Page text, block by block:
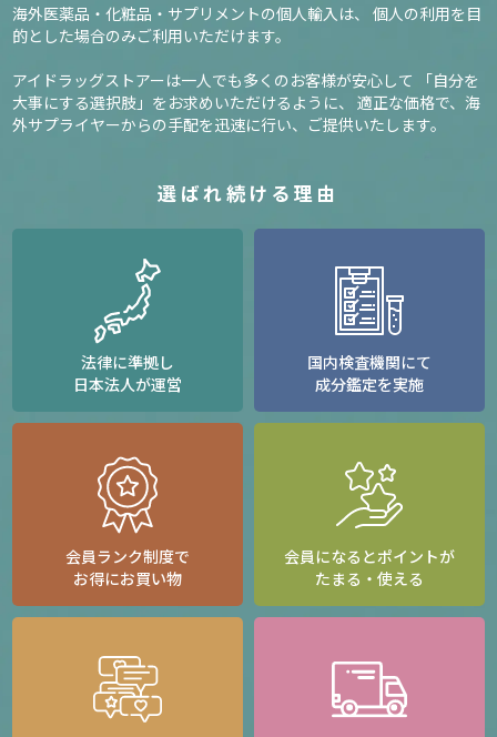
海外医薬品・化粧品・サプリメントの個人輸入は、
個人の利用を目
的とした場合のみご利用いただけます。
アイドラッグストアーは一人でも多くのお客様が安心して
「自分を
大事にする選択肢」をお求めいただけるように、
適正な価格で、海
外サプライヤーからの手配を迅速に行い、ご提供いたします。
選ばれ続ける理由
法律に準拠し
日本法人が運営
国内検査機関にて
成分鑑定を実施
会員ランク制度で
お得にお買い物
会員になるとポイントが
たまる・使える